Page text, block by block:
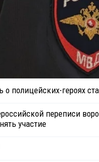
о полицейских-героях
переписи
участие